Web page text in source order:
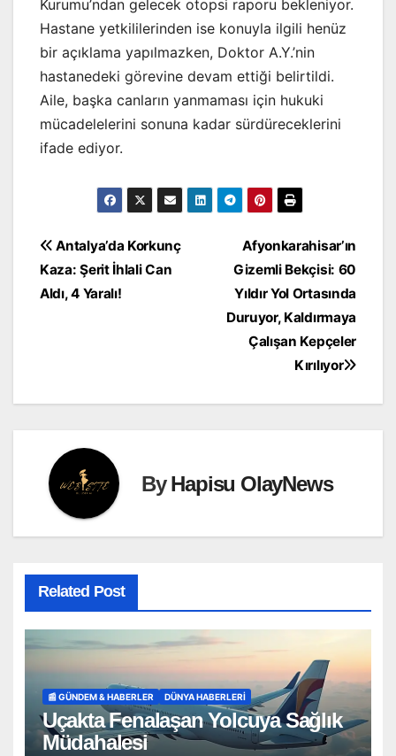
Kurumu’ndan gelecek otopsi raporu bekleniyor.
Hastane yetkililerinden ise konuyla ilgili henüz
bir açıklama yapılmazken, Doktor A.Y.’nin
hastanedeki görevine devam ettiği belirtildi.
Aile, başka canların yanmaması için hukuki
mücadelelerini sonuna kadar sürdüreceklerini
ifade ediyor.
Yazı
gezinmesi
Afyonkarahisar’ın
Gizemli Bekçisi: 60
Yıldır Yol Ortasında
Duruyor, Kaldırmaya
Çalışan Kepçeler
Kırılıyor
Antalya’da Korkunç
Kaza: Şerit İhlali Can
Aldı, 4 Yaralı!
ByHapisu OlayNews
Related Post
📰 GÜNDEM & HABERLER DÜNYA HABERLERI
Uçakta Fenalaşan Yolcuya Sağlık
Müdahalesi